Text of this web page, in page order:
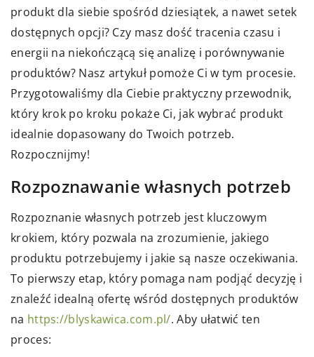
produkt dla siebie spośród dziesiątek, a nawet setek
dostępnych opcji? Czy masz dość tracenia czasu i
energii na niekończącą się analizę i porównywanie
produktów? Nasz artykuł pomoże Ci w tym procesie.
Przygotowaliśmy dla Ciebie praktyczny przewodnik,
który krok po kroku pokaże Ci, jak wybrać produkt
idealnie dopasowany do Twoich potrzeb.
Rozpocznijmy!
Rozpoznawanie własnych potrzeb
Rozpoznanie własnych potrzeb jest kluczowym
krokiem, który pozwala na zrozumienie, jakiego
produktu potrzebujemy i jakie są nasze oczekiwania.
To pierwszy etap, który pomaga nam podjąć decyzję i
znaleźć idealną ofertę wśród dostępnych produktów
na https://blyskawica.com.pl/. Aby ułatwić ten
proces: